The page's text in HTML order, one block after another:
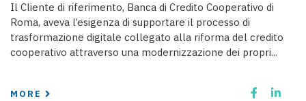
Il Cliente di riferimento, Banca di Credito Cooperativo di
Roma, aveva l’esigenza di supportare il processo di
trasformazione digitale collegato alla riforma del credito
cooperativo attraverso una modernizzazione dei propri...
MORE